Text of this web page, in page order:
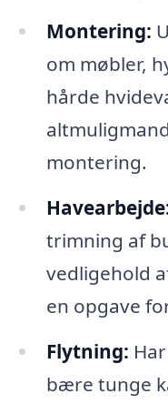
Montering:
om møbler,
hårde
montering.
trimning af
vedligehold
en opgave
Flytning:
bære tunge